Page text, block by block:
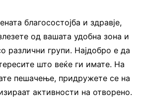
благосостојба и здравје,
од вашата удобна зона и
различни групи. Најдобро е да
што веќе ги имате. На
пешачење, придружете се на
активности на отворено.